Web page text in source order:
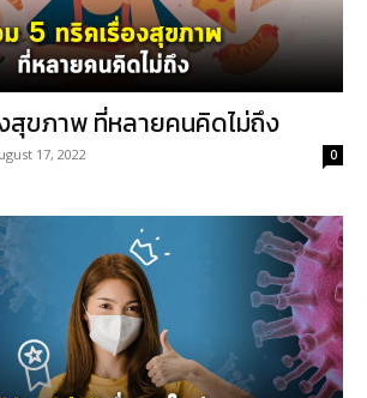
สุขภาพ ที่หลายคนคิดไม่ถึง
17, 2022 0